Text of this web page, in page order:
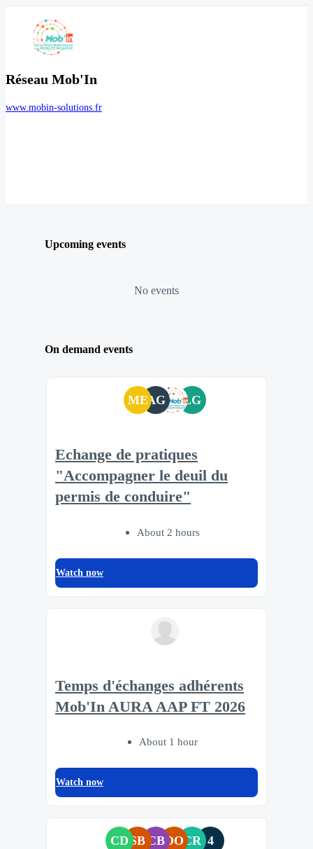
Réseau Mob'In
www.mobin-solutions.fr
Upcoming events
No events
On demand events
MEAG LG
Echange de pratiques
"Accompagner le deuil du
permis de conduire"
About 2 hours
Watch now
Temps d'échanges adhérents
Mob'In AURA AAP FT 2026
About 1 hour
Watch now
CD SB CBOO CR 4